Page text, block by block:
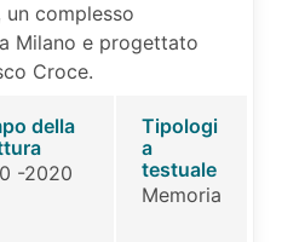
un complesso
Milano e progettato
Croce.
della
-2020
Tipologi
a
testuale
Memoria